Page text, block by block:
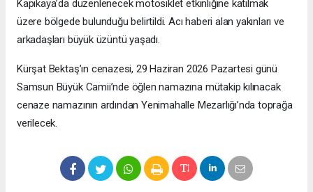
Kapıkaya’da düzenlenecek motosiklet etkinliğine katılmak
üzere bölgede bulunduğu belirtildi. Acı haberi alan yakınları ve
arkadaşları büyük üzüntü yaşadı.
Kürşat Bektaş’ın cenazesi, 29 Haziran 2026 Pazartesi günü
Samsun Büyük Camii’nde öğlen namazına mütakip kılınacak
cenaze namazının ardından Yenimahalle Mezarlığı’nda toprağa
verilecek.